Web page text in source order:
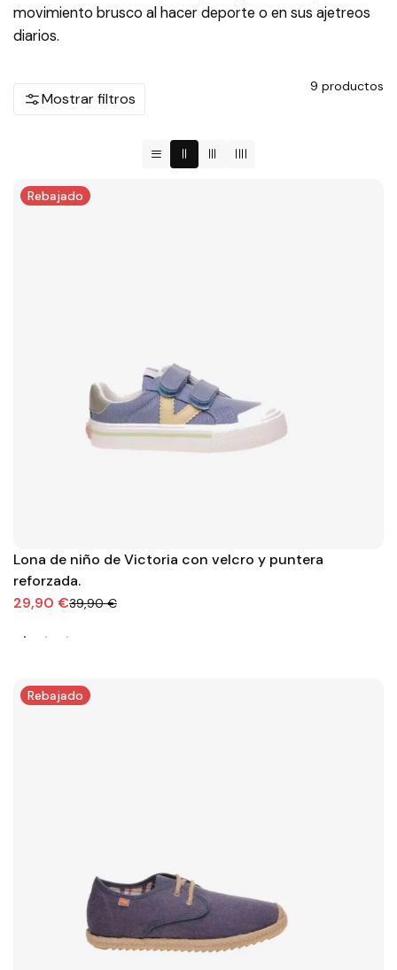
movimiento brusco al hacer deporte o en sus ajetreos
diarios.
Mostrar filtros
9 productos
Rebajado
Lona de niño de Victoria con velcro y puntera
reforzada.
29,90 €39,90 €
Rebajado